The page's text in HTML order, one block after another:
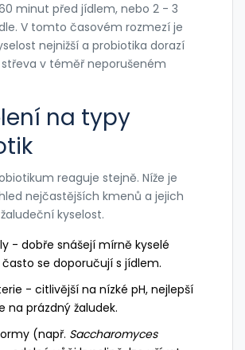
minut před jídlem, nebo 2 - 3
V tomto časovém rozmezí je
nejnižší a probiotika dorazí
v téměř neporušeném
na typy
reaguje stejně. Níže je
nejčastějších kmenů a jejich
kyselost.
- dobře snášejí mírně kyselé
se doporučují s jídlem.
- citlivější na nízké pH, nejlepší
na prázdný žaludek.
(např. Saccharomyces